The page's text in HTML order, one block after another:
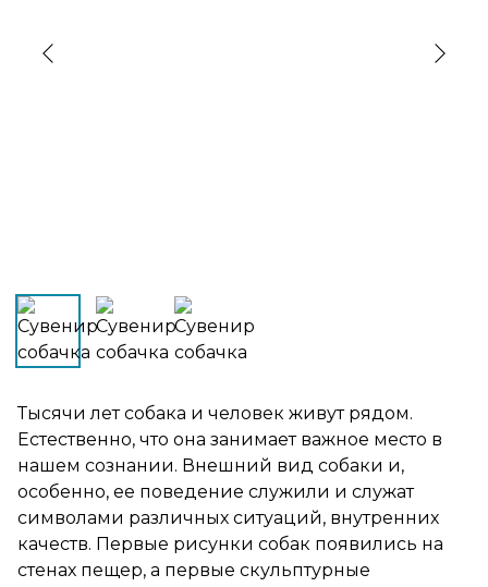
Тысячи лет собака и человек живут рядом.
Естественно, что она занимает важное место в
нашем сознании. Внешний вид собаки и,
особенно, ее поведение служили и служат
символами различных ситуаций, внутренних
качеств. Первые рисунки собак появились на
стенах пещер, а первые скульптурные